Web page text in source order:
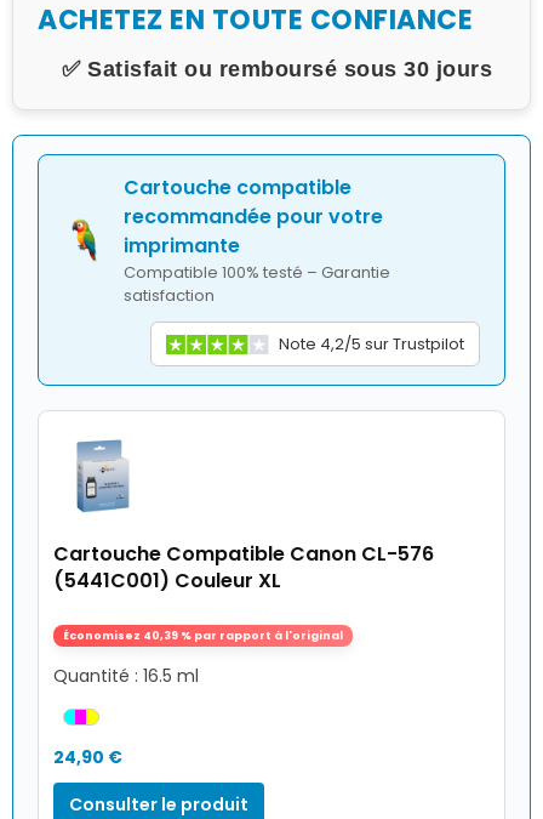
ACHETEZ EN TOUTE CONFIANCE
✅ Satisfait ou remboursé sous 30 jours
Cartouche compatible
recommandée pour votre
imprimante
Compatible 100% testé – Garantie
satisfaction
Note 4,2/5 sur Trustpilot
Cartouche Compatible Canon CL-576
(5441C001) Couleur XL
Économisez 40,39 % par rapport à l'original
Quantité : 16.5 ml
24,90 €
Consulter le produit